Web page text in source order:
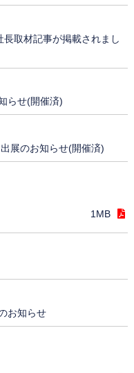
取材記事が掲載されまし
らせ(開催済)
展のお知らせ(開催済)
1MB
お知らせ